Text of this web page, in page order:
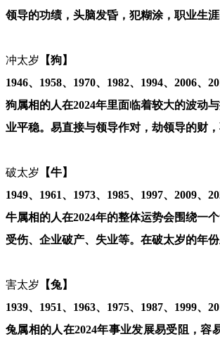
领导的功绩，头脑发昏，犯糊涂，职业生
冲太岁 【狗】
1946、1958、1970、1982、1994、2006、
狗属相的人在2024年里面临着较大的波动
业平稳。易直接与领导作对，劫领导的财
破太岁 【牛】
1949、1961、1973、1985、1997、2009、
牛属相的人在2024年的整体运势会围绕一
受伤、企业破产、失业等。在破太岁的年
害太岁 【兔】
1939、1951、1963、1975、1987、1999、
兔属相的人在2024年事业发展易受阻，